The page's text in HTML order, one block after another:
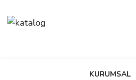
Bu ürüne ilk yorumu siz
Ürün hakkında henüz soru
KURUMSAL